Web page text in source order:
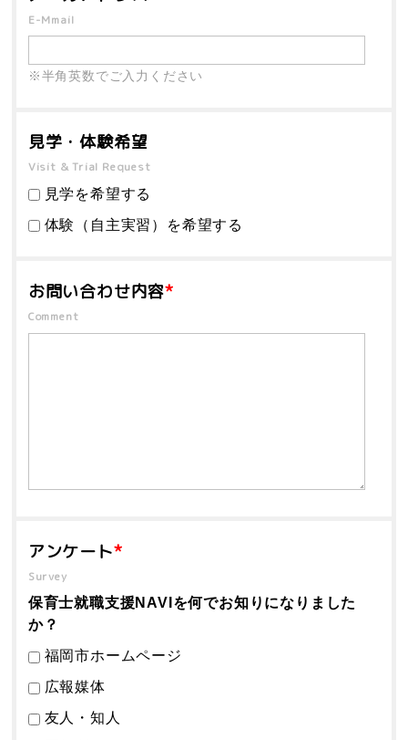
E-Mmail
※半角英数でご入力ください
見学・体験希望
Visit & Trial Request
見学を希望する
体験（自主実習）を希望する
お問い合わせ内容*
Comment
アンケート*
Survey
保育士就職支援NAVIを何でお知りになりました
か？
福岡市ホームページ
広報媒体
友人・知人